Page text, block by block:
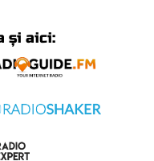
și aici: